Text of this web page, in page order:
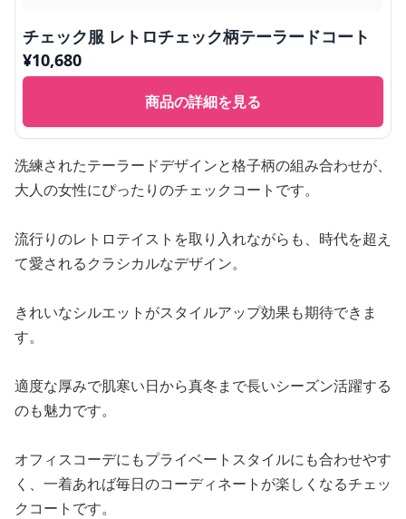
チェック服 レトロチェック柄テーラードコート
¥10,680
商品の詳細を見る
洗練されたテーラードデザインと格子柄の組み合わせが、
大人の女性にぴったりのチェックコートです。
流行りのレトロテイストを取り入れながらも、時代を超え
て愛されるクラシカルなデザイン。
きれいなシルエットがスタイルアップ効果も期待できま
す。
適度な厚みで肌寒い日から真冬まで長いシーズン活躍する
のも魅力です。
オフィスコーデにもプライベートスタイルにも合わせやす
く、一着あれば毎日のコーディネートが楽しくなるチェッ
クコートです。